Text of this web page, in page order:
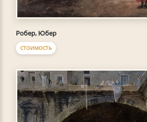
Робер, Юбер
СТОИМОСТЬ